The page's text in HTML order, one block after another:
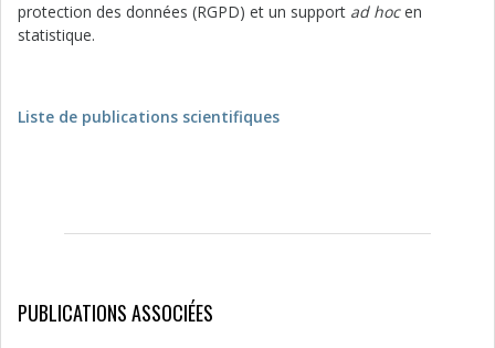
protection des données (RGPD) et un support ad hocen
statistique.
Liste de publications scientifiques
PUBLICATIONS ASSOCIÉES